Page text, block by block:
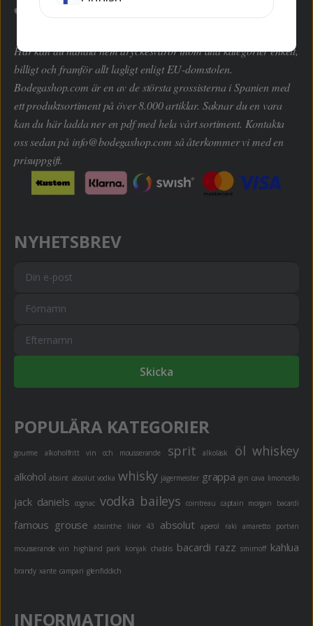
Här kan du handla hem dryckesvaror inom alla kategorier enkelt,
billigt och framför allt lagligt enligt EU-domstolen.
Bodegashop.com är en av de största grossisterna i Spanien med
ett produktsortiment på över 8.000 artiklar. Saknar du en vara
kan du här ladda ner en pdf med hela vårt sortiment. Kontakta
oss sedan på info@bodegashop.com så återkommer vi med en
prisuppgift.
NYHETSBREV
Skicka
POPULÄRA KATEGORIER
gourme alkoholfritt vin och mousserande sprit alkoläsk öl whiskey
alkohol absint absolut vodka whisky jägermeister grappa gin cava limoncello
jack daniels cognac vodka baileys cointreau captain morgan bacardi
famous grouse absinthe likör 43 absolut aperol raki amaretto portvin
mousserande vin highland park konjak chablis bacardi razz smirnoff kahlua
brandy xante campari glenfiddich
INFORMATION